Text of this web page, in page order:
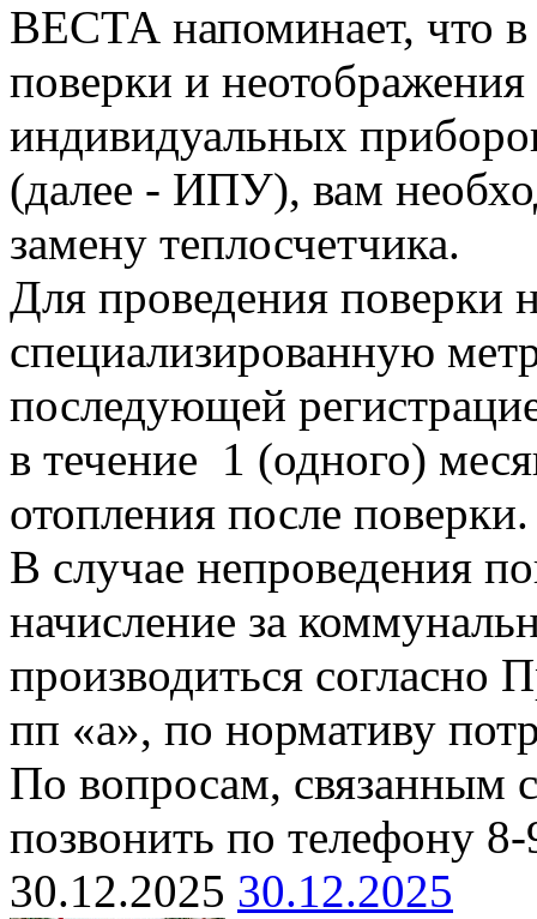
ВЕСТА напоминает, что в
поверки и
индивидуальных
(далее - ИПУ), вам
замену теплосчетчика.
Для проведения поверки
специализированную
последующей
в течение 1 (одного)
отопления после поверки.
В случае непроведения
начисление за
производиться
пп «а», по нормативу
По вопросам, связанным
позвонить по телефону
30.12.2025 30.12.2025